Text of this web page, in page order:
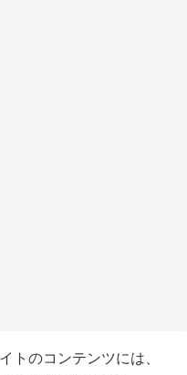
トのコンテンツには、